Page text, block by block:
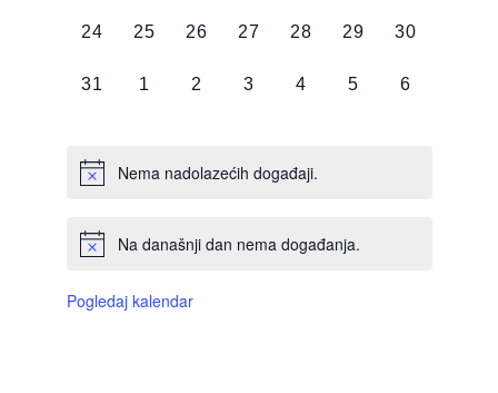
0
24
0
25
0
26
0
27
0
28
0
29
0
30
0
31
0
1
0
2
0
3
0
4
0
5
0
6
Nema nadolazećih događaji.
Na današnji dan nema događanja.
Pogledaj kalendar